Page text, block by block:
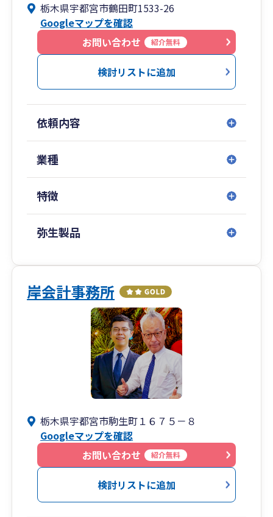
意しております。
連携している社会保険労務士・行政書士と共に社
会保険に関する事務や法人設立など事業活動全般
のカバーが可能です。
基本的に栃木県を中心に隣接する県が対応可能地
域です。
是非お気軽にご連絡ください！
栃木県宇都宮市鶴田町1533-26
Googleマップを確認
お問い合わせ
紹介無料
検討リストに追加
依頼内容
業種
特徴
弥生製品
岸会計事務所
栃木県宇都宮市駒生町１６７５－８
Googleマップを確認
お問い合わせ
紹介無料
検討リストに追加